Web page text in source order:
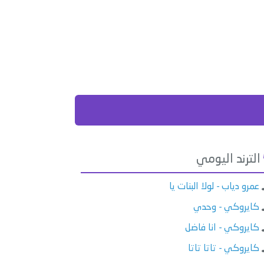
الترند اليومي
عمرو دياب - لولا البنات يا
كايروكي - وحدي
كايروكي - انا فاضل
كايروكي - تاتا تاتا